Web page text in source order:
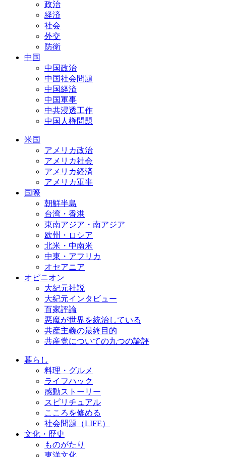
政治
経済
社会
外交
防衛
中国
中国政治
中国社会問題
中国経済
中国軍事
中共浸透工作
中国人権問題
米国
アメリカ政治
アメリカ社会
アメリカ経済
アメリカ軍事
国際
朝鮮半島
台湾・香港
東南アジア・南アジア
欧州・ロシア
北米・中南米
中東・アフリカ
オセアニア
オピニオン
大紀元社説
大紀元インタビュー
百家評論
悪魔が世界を統治している
共産主義の最終目的
共産党についての九つの論評
暮らし
料理・グルメ
ライフハック
感動ストーリー
スピリチュアル
こころを修める
社会問題（LIFE）
文化・歴史
ものがたり